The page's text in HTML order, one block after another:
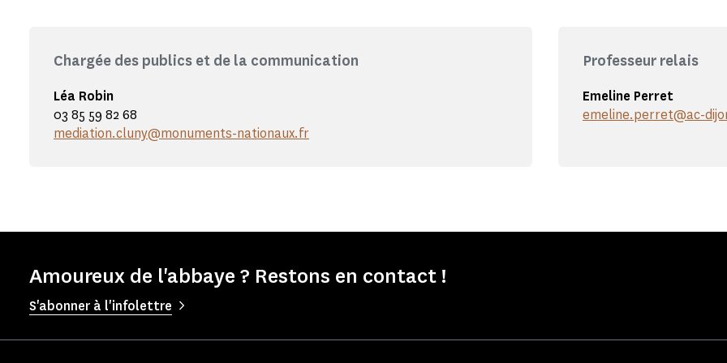
Chargée des publics et de la communication
Léa Robin
03 85 59 82 68
mediation.cluny@monuments-nationaux.fr
Professeur relais
Emeline Perret
emeline.perret@ac-
Amoureux de l'abbaye ? Restons en contact !
S'abonner à l'infolettre